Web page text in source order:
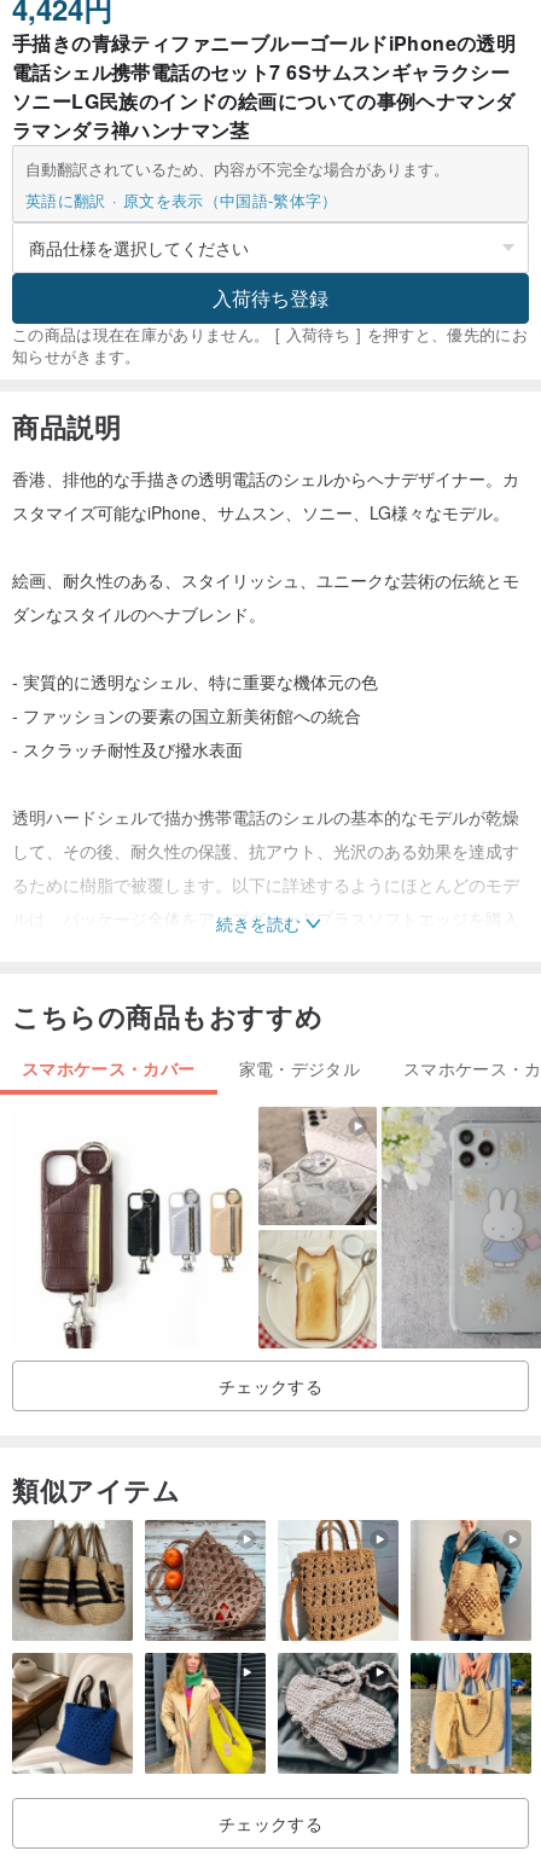
4,424円
手描きの青緑ティファニーブルーゴールドiPhoneの透明
電話シェル携帯電話のセット7 6Sサムスンギャラクシー
ソニーLG民族のインドの絵画についての事例ヘナマンダ
ラマンダラ禅ハンナマン茎
自動翻訳されているため、内容が不完全な場合があります。
英語に翻訳
原文を表示（中国語-繁体字）
入荷待ち登録
この商品は現在在庫がありません。 [ 入荷待ち ] を押すと、優先的にお
知らせがきます。
商品説明
香港、排他的な手描きの透明電話のシェルからヘナデザイナー。カ
スタマイズ可能なiPhone、サムスン、ソニー、LG様々なモデル。
絵画、耐久性のある、スタイリッシュ、ユニークな芸術の伝統とモ
ダンなスタイルのヘナブレンド。
- 実質的に透明なシェル、特に重要な機体元の色
- ファッションの要素の国立新美術館への統合
- スクラッチ耐性及び撥水表面
透明ハードシェルで描か携帯電話のシェルの基本的なモデルが乾燥
して、その後、耐久性の保護、抗アウト、光沢のある効果を達成す
るために樹脂で被覆します。以下に詳述するようにほとんどのモデ
ルは、パッケージ全体をアップグレードプラスソフトエッジを購入
モデルをカスタマイズすることができます。
iPhone 7プラス
iPhone 6 / 6Sプラス
iPhone SE
iPhone 5 / 5S / 5C
iPhone 4 / 4S
サムスンギャラクシーS4
サムスンギャラクシーS5
サムスンギャラクシーS6
サムスンギャラクシーS6エッジ（唯一のソフトエッジは、購入のア
のアップグレードを追加してください）
サムスンギャラクシーS7
サムスンギャラクシーS7エッジ（唯一のソフトエッジは、購入のア
ップグレードを追加してください）
三星銀河（注）3
三星銀河（注）4
三星銀河（注）5
三星銀河（注）7
サムスンギャラクシーA7
サムスンギャラクシーA8
続きを読む
こちらの商品もおすすめ
スマホケース・カバー 家電・デジタル スマホケース・
チェックする
類似アイテム
チェックする